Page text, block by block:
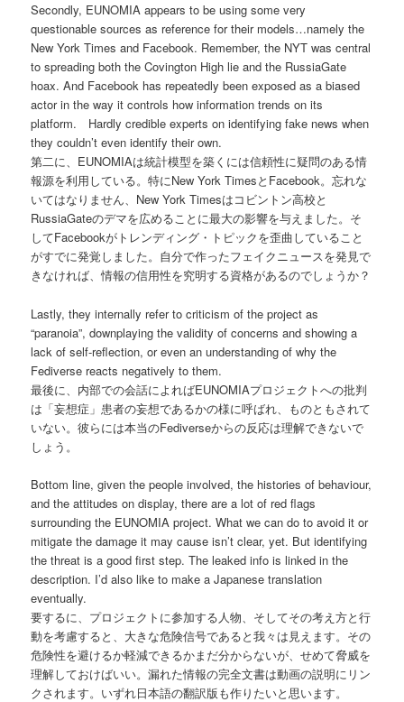
Secondly, EUNOMIA appears to be using some very
questionable sources as reference for their models…namely the
New York Times and Facebook. Remember, the NYT was central
to spreading both the Covington High lie and the RussiaGate
hoax. And Facebook has repeatedly been exposed as a biased
actor in the way it controls how information trends on its
platform. Hardly credible experts on identifying fake news when
they couldn’t even identify their own.
第二に、EUNOMIAは統計模型を築くには信頼性に疑問のある情
報源を利用している。特にNew York TimesとFacebook。忘れな
いてはなりません、New York Timesはコビントン高校と
RussiaGateのデマを広めることに最大の影響を与えました。そ
してFacebookがトレンディング・トピックを歪曲していること
がすでに発覚しました。自分で作ったフェイクニュースを発見で
きなければ、情報の信用性を究明する資格があるのでしょうか？
Lastly, they internally refer to criticism of the project as
“paranoia”, downplaying the validity of concerns and showing a
lack of self-reflection, or even an understanding of why the
Fediverse reacts negatively to them.
最後に、内部での会話によればEUNOMIAプロジェクトへの批判
は「妄想症」患者の妄想であるかの様に呼ばれ、ものともされて
いない。彼らには本当のFediverseからの反応は理解できないで
しょう。
Bottom line, given the people involved, the histories of behaviour,
and the attitudes on display, there are a lot of red flags
surrounding the EUNOMIA project. What we can do to avoid it or
mitigate the damage it may cause isn’t clear, yet. But identifying
the threat is a good first step. The leaked info is linked in the
description. I’d also like to make a Japanese translation
eventually.
要するに、プロジェクトに参加する人物、そしてその考え方と行
動を考慮すると、大きな危険信号であると我々は見えます。その
危険性を避けるか軽減できるかまだ分からないが、せめて脅威を
理解しておけばいい。漏れた情報の完全文書は動画の説明にリン
クされます。いずれ日本語の翻訳版も作りたいと思います。